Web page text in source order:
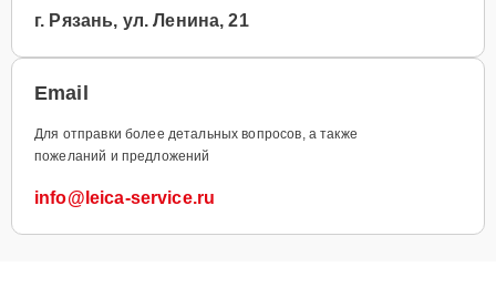
г. Рязань, ул. Ленина, 21
Email
Для отправки более детальных вопросов, а также
пожеланий и предложений
info@leica-service.ru